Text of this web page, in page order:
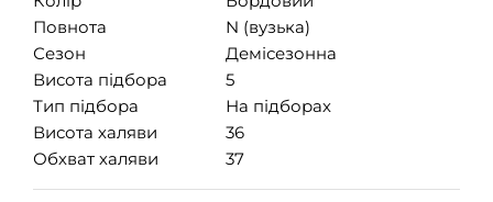
Повнота
N (вузька)
Сезон
Демісезонна
Висота підбора
5
Тип підбора
На підборах
Висота халяви
36
Обхват халяви
37